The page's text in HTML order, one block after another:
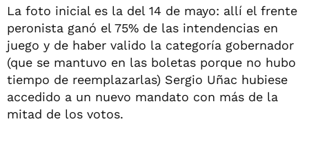
La foto inicial es la del 14 de mayo: allí el frente
peronista ganó el 75% de las intendencias en
juego y de haber valido la categoría gobernador
(que se mantuvo en las boletas porque no hubo
tiempo de reemplazarlas) Sergio Uñac hubiese
accedido a un nuevo mandato con más de la
mitad de los votos.